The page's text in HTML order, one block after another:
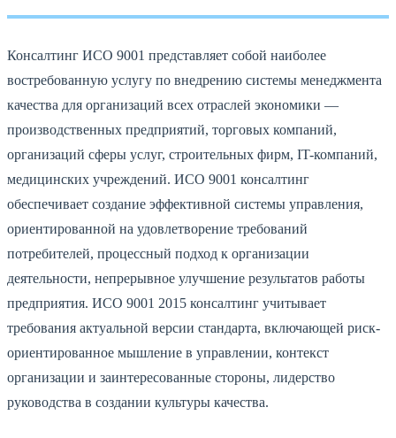
Консалтинг ИСО 9001 представляет собой наиболее
востребованную услугу по внедрению системы менеджмента
качества для организаций всех отраслей экономики —
производственных предприятий, торговых компаний,
организаций сферы услуг, строительных фирм, IT-компаний,
медицинских учреждений. ИСО 9001 консалтинг
обеспечивает создание эффективной системы управления,
ориентированной на удовлетворение требований
потребителей, процессный подход к организации
деятельности, непрерывное улучшение результатов работы
предприятия. ИСО 9001 2015 консалтинг учитывает
требования актуальной версии стандарта, включающей риск-
ориентированное мышление в управлении, контекст
организации и заинтересованные стороны, лидерство
руководства в создании культуры качества.